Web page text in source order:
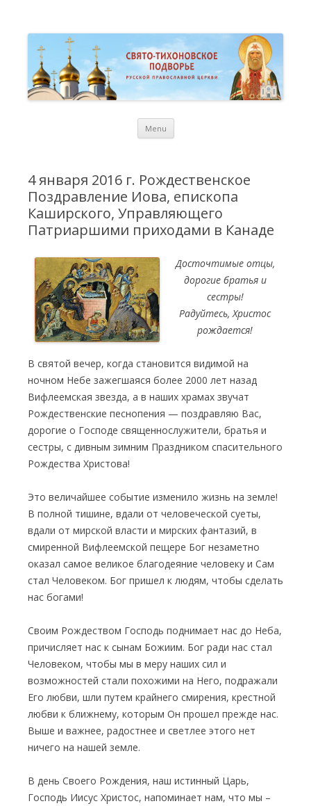
Representation Church in
Toronto
Торонто
Menu Skip
content
4 января 2016 г. Рождественское
Поздравление Иова, епископа
Каширского, Управляющего
Патриаршими приходами в Канаде
Досточтимые отцы,
дорогие братья и
сестры!
Радуйтесь, Христос
рождается!
В святой вечер, когда становится видимой на
ночном Небе зажегшаяся более 2000 лет назад
Вифлеемская звезда, а в наших храмах звучат
Рождественские песнопения — поздравляю Вас,
дорогие о Господе священнослужители, братья и
сестры, с дивным зимним Праздником спасительного
Рождества Христова!
Это величайшее событие изменило жизнь на земле!
В полной тишине, вдали от человеческой суеты,
вдали от мирской власти и мирских фантазий, в
смиренной Вифлеемской пещере Бог незаметно
оказал самое великое благодеяние человеку и Сам
стал Человеком. Бог пришел к людям, чтобы сделать
нас богами!
Своим Рождеством Господь поднимает нас до Неба,
причисляет нас к сынам Божиим. Бог ради нас стал
Человеком, чтобы мы в меру наших сил и
возможностей стали похожими на Него, подражали
Его любви, шли путем крайнего смирения, крестной
любви к ближнему, которым Он прошел прежде нас.
Выше и важнее, радостнее и светлее этого нет
ничего на нашей земле.
В день Своего Рождения, наш истинный Царь,
Господь Иисус Христос, напоминает нам, что мы –